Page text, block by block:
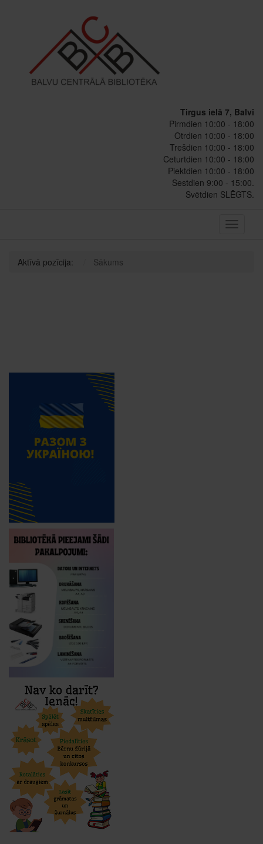
Tirgus ielā 7, Balvi
Pirmdien 10:00 - 18:00
Otrdien 10:00 - 18:00
Trešdien 10:00 - 18:00
Ceturtdien 10:00 - 18:00
Piektdien 10:00 - 18:00
Sestdien 9:00 - 15:00.
Svētdien SLĒGTS.
Toggle
Aktīvā pozīcija: Sākums